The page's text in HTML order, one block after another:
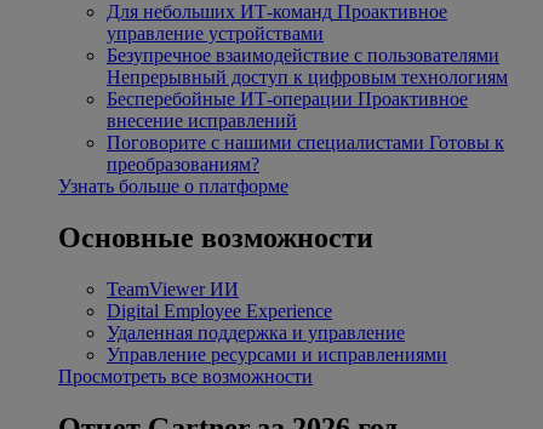
Для небольших ИТ-команд Проактивное
управление устройствами
Безупречное взаимодействие с пользователями
Непрерывный доступ к цифровым технологиям
Бесперебойные ИТ-операции Проактивное
внесение исправлений
Поговорите с нашими специалистами Готовы к
преобразованиям?
Узнать больше о платформе
Основные возможности
TeamViewer ИИ
Digital Employee Experience
Удаленная поддержка и управление
Управление ресурсами и исправлениями
Просмотреть все возможности